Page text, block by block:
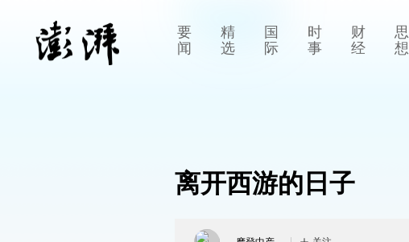
要
闻
精
选
国
际
时
事
财
经
思
想
离开西游的日子